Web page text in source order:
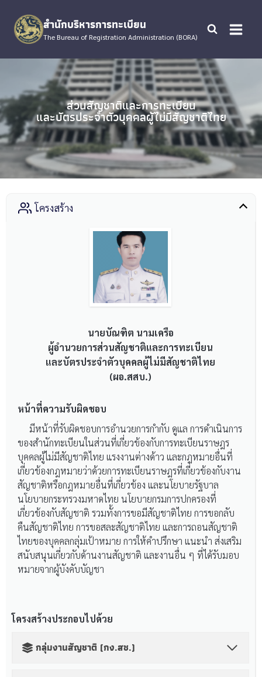
content
สำนักบริหารการทะเบียน
The Bureau of Registration Administration (BORA)
ส่วนสัญชาติและการทะเบียน
และบัตรประจำตัวบุคคลผู้ไม่มีสัญชาติไทย
โครงสร้าง
นายบัณฑิต นามเครือ
ผู้อำนวยการส่วนสัญชาติและการทะเบียน
และบัตรประจำตัวบุคคลผู้ไม่มีสัญชาติไทย
(ผอ.สสบ.)
หน้าที่ความรับผิดชอบ
มีหน้าที่รับผิดชอบการอำนวยการกำกับ ดูแล การดำเนินการ
ของสำนักทะเบียนในส่วนที่เกี่ยวข้องกับการทะเบียนราษฎร
บุคคลผู้ไม่มีสัญชาติไทย แรงงานต่างด้าว และกฎหมายอื่นที่
เกี่ยวข้องกฎหมายว่าด้วยการทะเบียนราษฎรที่เกี่ยวข้องกับงาน
สัญชาติหรือกฎหมายอื่นที่เกี่ยวข้อง และนโยบายรัฐบาล
นโยบายกระทรวงมหาดไทย นโยบายกรมการปกครองที่
เกี่ยวข้องกับสัญชาติ รวมทั้งการขอมีสัญชาติไทย การขอกลับ
คืนสัญชาติไทย การขอสละสัญชาติไทย และการถอนสัญชาติ
ไทยของบุคคลกลุ่มเป้าหมาย การให้คำปรึกษา แนะนำ ส่งเสริม
สนับสนุนเกี่ยวกับด้านงานสัญชาติ และงานอื่น ๆ ที่ได้รับมอบ
หมายจากผู้บังคับบัญชา
โครงสร้างประกอบไปด้วย
กลุ่มงานสัญชาติ (กง.สช.)